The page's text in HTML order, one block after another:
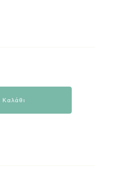
Καλάθι